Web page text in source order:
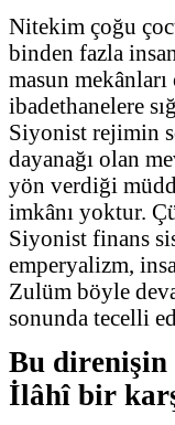
Nitekim çoğu
binden fazla
masun
ibadethanelere
Siyonist rejimin
dayanağı olan
yön verdiği
imkânı yoktur.
Siyonist finans
emperyalizm,
Zulüm böyle
sonunda
Bu direnişin
İlâhî bir